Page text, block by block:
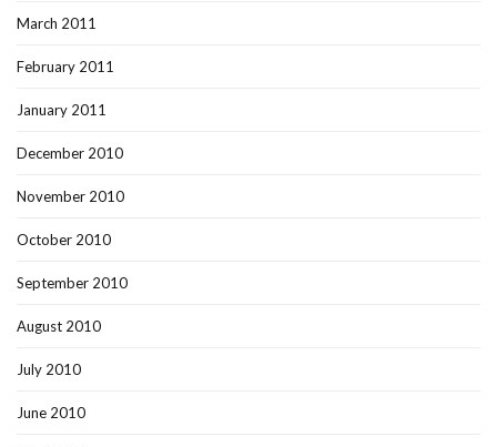
March 2011
February 2011
January 2011
December 2010
November 2010
October 2010
September 2010
August 2010
July 2010
June 2010